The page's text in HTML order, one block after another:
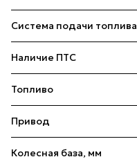
Система подачи топлива
Наличие ПТС
Топливо
Привод
Колесная база, мм